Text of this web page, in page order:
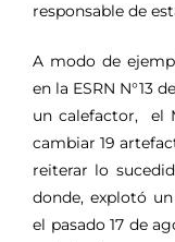
responsable de
A modo de
en la ESRN N°13
un calefactor, el
cambiar 19
reiterar lo
donde, explotó
el pasado 17 de